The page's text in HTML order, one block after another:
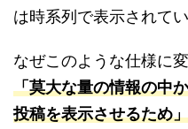
は時系列で表示されてい
なぜこのような仕様に
「莫大な量の情報の中
投稿を表示させるため」